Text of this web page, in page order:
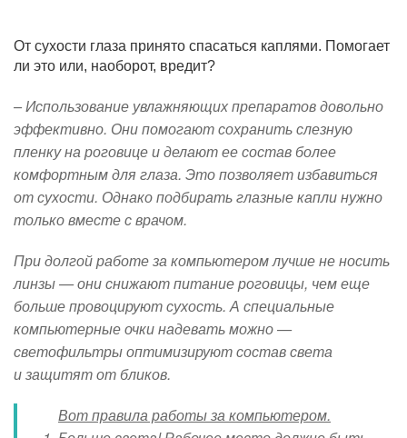
От сухости глаза принято спасаться каплями. Помогает
ли это или, наоборот, вредит?
– Использование увлажняющих препаратов довольно
эффективно. Они помогают сохранить слезную
пленку на роговице и делают ее состав более
комфортным для глаза. Это позволяет избавиться
от сухости. Однако подбирать глазные капли нужно
только вместе с врачом.
При долгой работе за компьютером лучше не носить
линзы — они снижают питание роговицы, чем еще
больше провоцируют сухость. А специальные
компьютерные очки надевать можно —
светофильтры оптимизируют состав света
и защитят от бликов.
Вот правила работы за компьютером.